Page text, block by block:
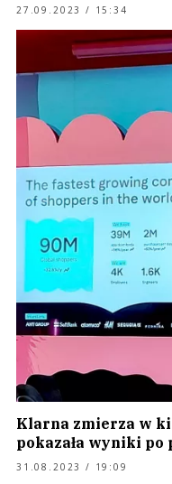
27.09.2023 / 15:34
Klarna zmierza w
pokazała wyniki po
31.08.2023 / 19:09